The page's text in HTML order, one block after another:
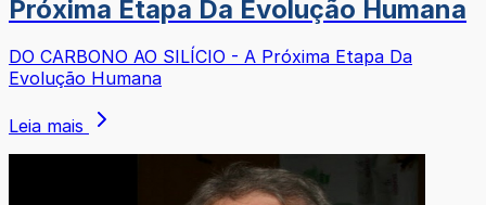
Próxima Etapa Da Evolução Humana
DO CARBONO AO SILÍCIO - A Próxima Etapa Da
Evolução Humana
Leia mais